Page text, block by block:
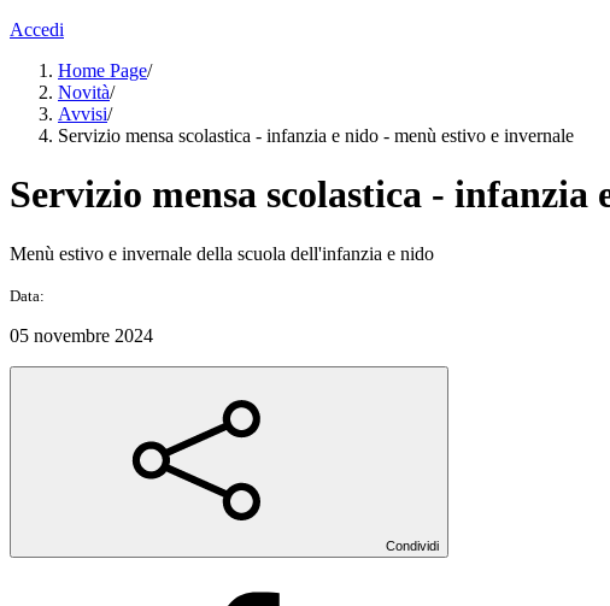
Accedi
Home Page/
Novità/
Avvisi/
Servizio mensa scolastica - infanzia e nido - menù estivo e invernale
Servizio mensa scolastica -
Menù estivo e invernale della scuola dell'infanzia e nido
Data:
05 novembre 2024
Condividi